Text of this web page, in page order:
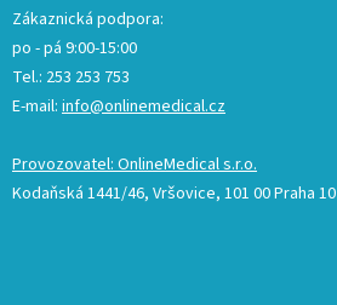
Zákaznická podpora:
po - pá 9:00-15:00
Tel.: 253 253 753
E-mail: info@onlinemedical.cz
Provozovatel: OnlineMedical s.r.o.
Kodaňská 1441/46, Vršovice, 101 00 Praha 10